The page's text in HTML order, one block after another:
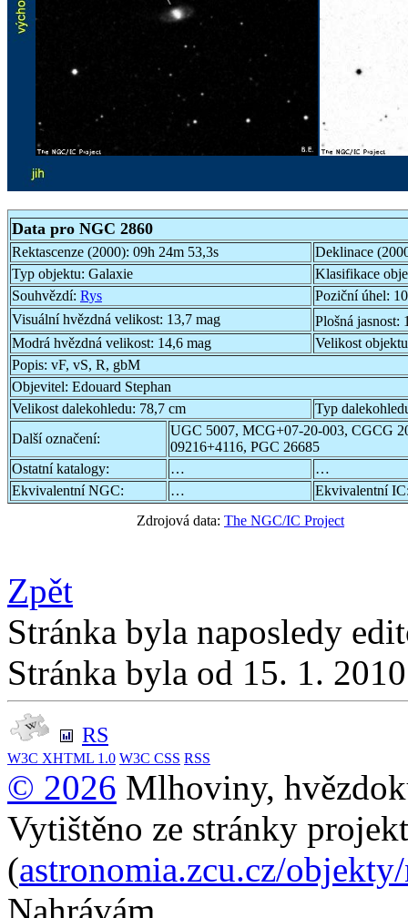
Data pro NGC 2860
Rektascenze (2000): 09h 24m 53,3s
Deklinace
Typ objektu: Galaxie
Klasifikace
Souhvězdí: Rys Poziční úhel:
Visuální hvězdná velikost: 13,7 mag Plošná jasnost:
Modrá hvězdná velikost: 14,6 mag
Velikost
Popis: vF, vS, R, gbM
Objevitel: Edouard Stephan
Velikost dalekohledu: 78,7 cm
Typ
Další označení:
UGC 5007, MCG+07-20-003, CGCG
09216+4116, PGC 26685
Ostatní katalogy:
…
…
Ekvivalentní NGC:
…
Ekvivalentní
Zdrojová data: The NGC/IC Project
Zpět
Stránka byla naposledy
Stránka byla od 15. 1.
RS
W3C XHTML 1.0 W3C CSS RSS
© 2026 Mlhoviny,
Vytištěno ze stránky
(astronomia.zcu.cz/
Nahrávám...